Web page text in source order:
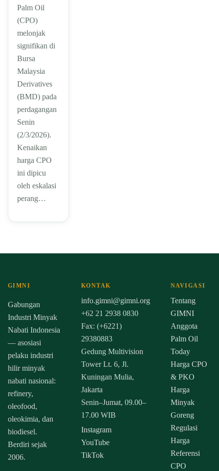
Palm Oil
(CPO)
melonjak
signifikan di
Bursa
Malaysia
Derivatives
(BMD) pada
perdagangan
Senin
(2/3/2026).
Kenaikan
harga CPO
ini dipicu
oleh eskalasi
perang…
GIMNI
Gabungan
Industri Minyak
Nabati Indonesia
— asosiasi
pelaku industri
hilir minyak
nabati nasional:
refinery,
oleofood,
oleokimia, dan
biodiesel.
Berdiri sejak
2006.
KONTAK
info.gimni@gimni.org
+62 21 2938 0830
Fax: (+6221)
29380883
Gedung Multivision
Tower Lt. 6, Jl.
Kuningan Mulia,
Jakarta
Senin–Jumat, 09.00–
17.00 WIB
Instagram
YouTube
TikTok
NAVIGASI
Tentang
GIMNI
Anggota
Palm Oil
Today
Harga CPO
& PKO
Harga
Minyak
Goreng
Regulasi
Harga
Referensi
CPO